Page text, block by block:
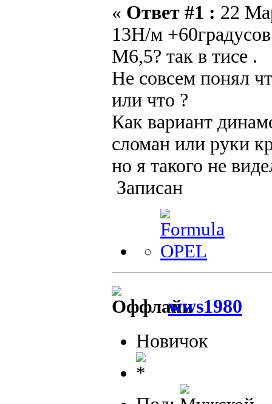
« Ответ #1 : 22
13Н/м
М6,5? так в тисе .
Не совсем понял
или что ?
Как вариант
сломан или руки
но я такого не
Записан
wws1980
Новичок